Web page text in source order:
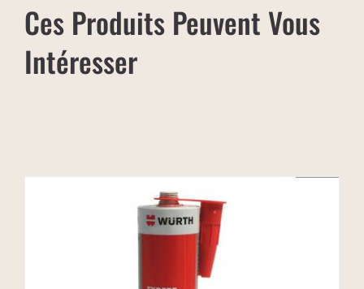
Ces Produits Peuvent Vous
Intéresser